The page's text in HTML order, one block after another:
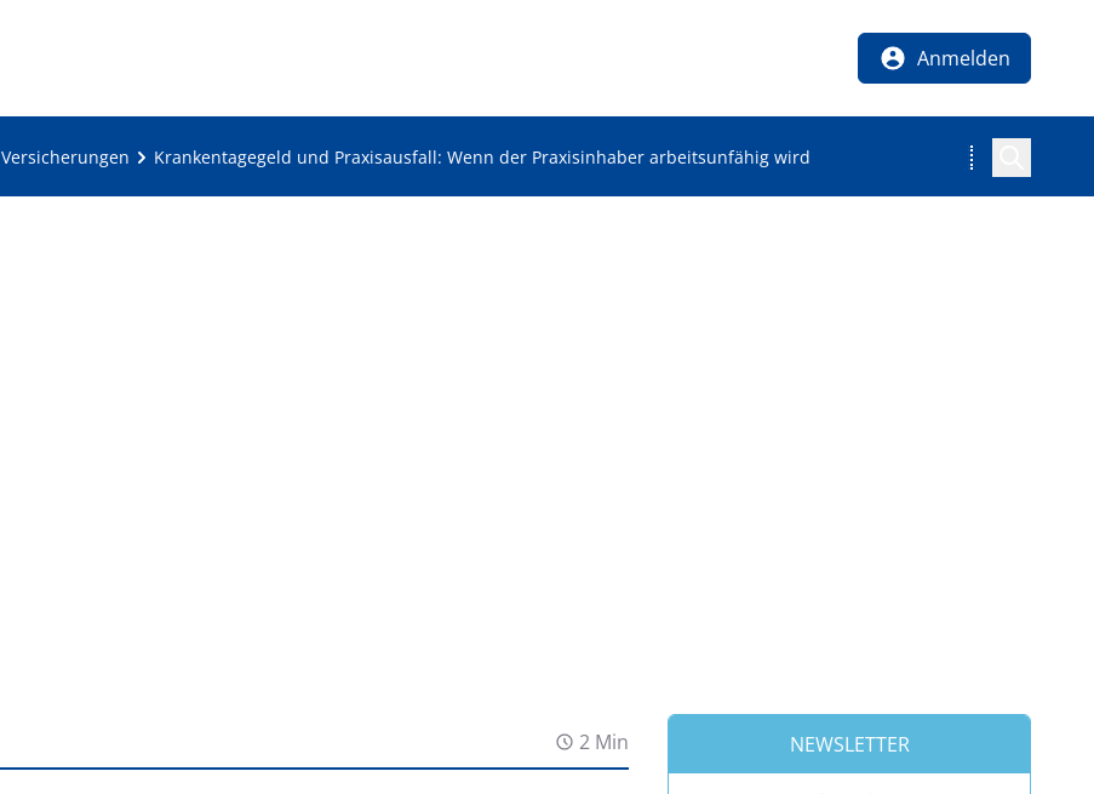
Anmelden
Versicherungen Krankentagegeld und Praxisausfall: Wenn der Praxisinhaber arbeitsunfähig wird
2 Min NEWSLETTER